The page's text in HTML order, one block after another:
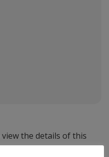
the details of this